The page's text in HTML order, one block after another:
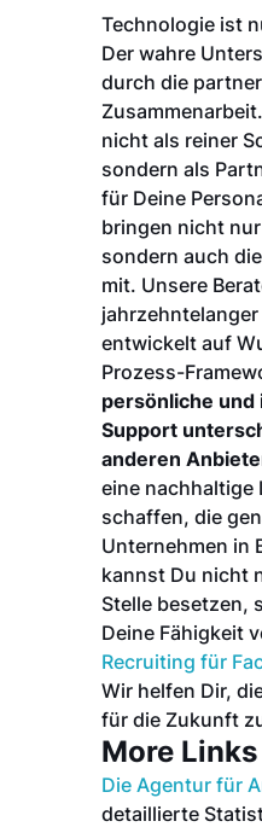
Technologie ist
Der wahre
durch die
nicht als reiner
sondern als
für Deine
bringen nicht
sondern auch
mit. Unsere
jahrzehntelanger
entwickelt auf
Prozess-
persönliche und
Support
anderen
eine nachhaltige
schaffen, die
Unternehmen in
kannst Du nicht
Stelle besetzen,
Deine Fähigkeit
Recruiting für
Wir helfen Dir,
für die Zukunft
More Links
Die Agentur für
detaillierte